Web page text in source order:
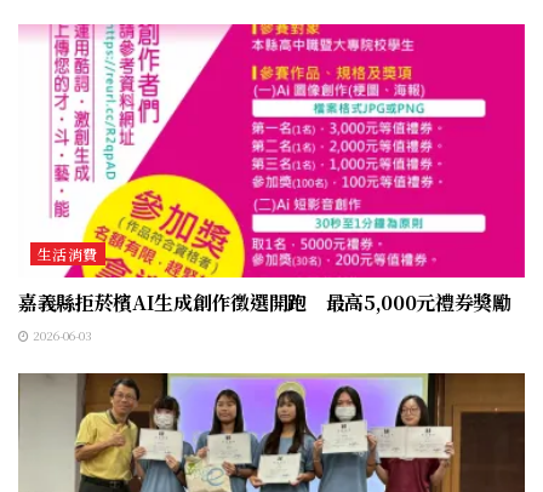
生活消費
嘉義縣拒菸檳AI生成創作徵選開跑 最高5,000元禮券獎勵
2026-06-03